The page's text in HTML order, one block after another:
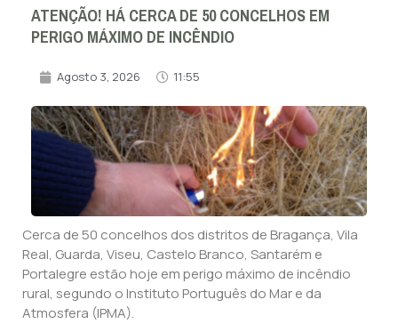
ATENÇÃO! HÁ CERCA DE 50 CONCELHOS EM
PERIGO MÁXIMO DE INCÊNDIO
Agosto 3, 2026 11:55
Cerca de 50 concelhos dos distritos de Bragança, Vila
Real, Guarda, Viseu, Castelo Branco, Santarém e
Portalegre estão hoje em perigo máximo de incêndio
rural, segundo o Instituto Português do Mar e da
Atmosfera (IPMA).